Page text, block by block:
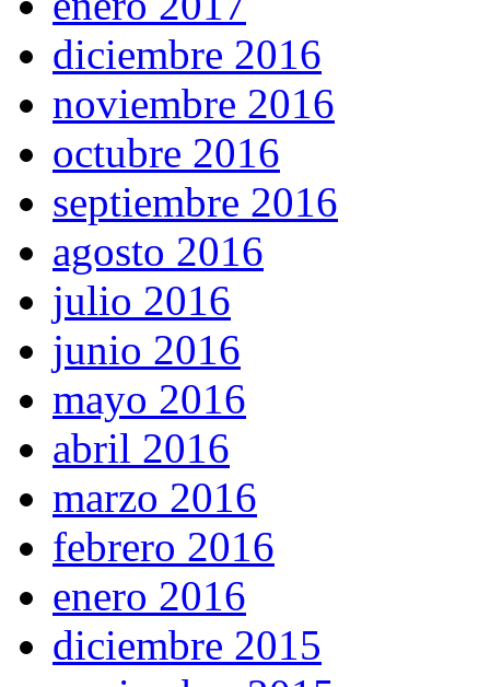
diciembre 2016
noviembre 2016
octubre 2016
septiembre 2016
agosto 2016
julio 2016
junio 2016
mayo 2016
abril 2016
marzo 2016
febrero 2016
enero 2016
diciembre 2015